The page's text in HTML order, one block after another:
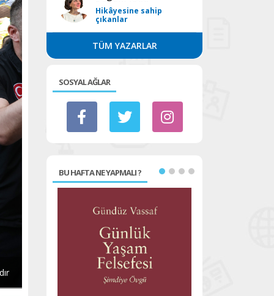
Hikâyesine sahip
çıkanlar
TÜM YAZARLAR
SOSYAL AĞLAR
BU HAFTA NE YAPMALI ?